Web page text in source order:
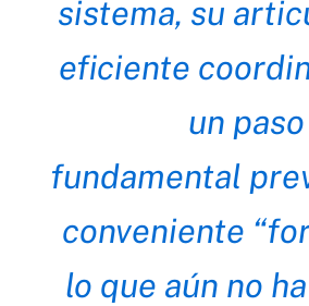
sistema, su
eficiente
un paso
fundamental
conveniente
lo que aún no